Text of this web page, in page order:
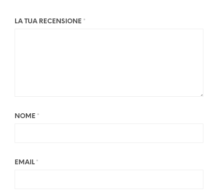
LA TUA RECENSIONE *
NOME *
EMAIL *